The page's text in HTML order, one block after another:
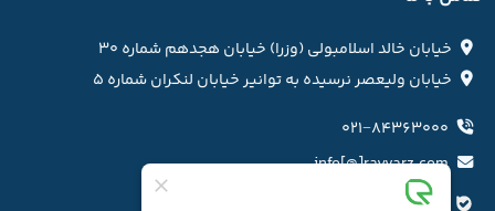
خیابان خالد اسلامبولی (وزرا) خیابان هجدهم شماره ۳۰
خیابان ولیعصر نرسیده به توانیر خیابان لنکران شماره ۵
۰۲۱−۸۴۳۶۳۰۰۰
info[@]rayvarz.com
کانال بله رایورز